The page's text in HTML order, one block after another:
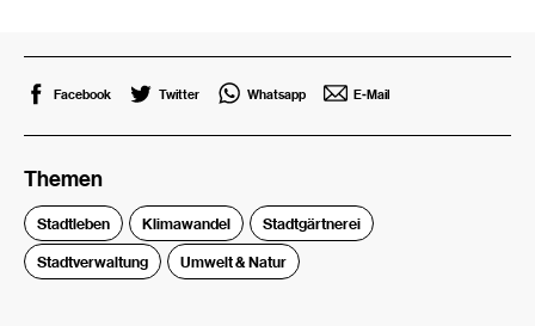
Facebook Twitter Whatsapp E-Mail
Themen
Stadtleben Klimawandel
Stadtgärtnerei
Stadtverwaltung
Umwelt & Natur